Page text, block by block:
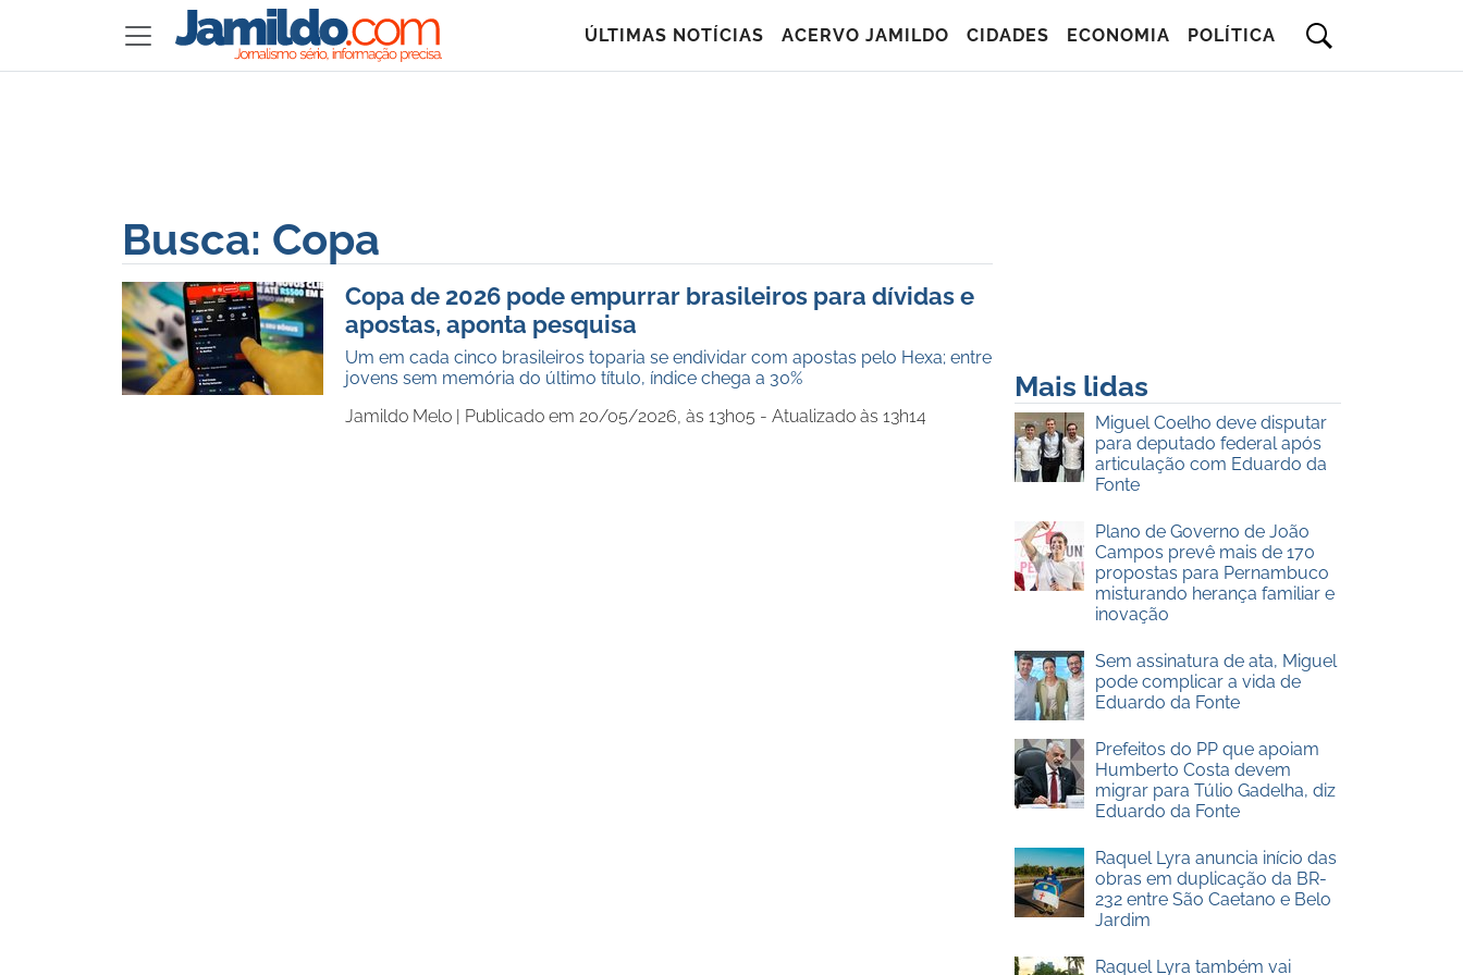
ÚLTIMAS NOTÍCIAS ACERVO JAMILDO CIDADES ECONOMIA POLÍTICA
Busca: Copa
Copa de 2026 pode empurrar brasileiros para dívidas e
apostas, aponta pesquisa
Um em cada cinco brasileiros toparia se endividar com apostas pelo Hexa; entre
jovens sem memória do último título, índice chega a 30%
Jamildo Melo | Publicado em 20/05/2026, às 13h05 - Atualizado às 13h14
Mais lidas
Miguel Coelho deve disputar
para deputado federal após
articulação com Eduardo da
Fonte
Plano de Governo de João
Campos prevê mais de 170
propostas para Pernambuco
misturando herança familiar e
inovação
Sem assinatura de ata, Miguel
pode complicar a vida de
Eduardo da Fonte
Prefeitos do PP que apoiam
Humberto Costa devem
migrar para Túlio Gadelha, diz
Eduardo da Fonte
Raquel Lyra anuncia início das
obras em duplicação da BR-
232 entre São Caetano e Belo
Jardim
Raquel Lyra também vai